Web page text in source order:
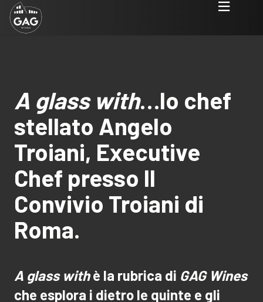
A glass with…lo chef
stellato Angelo
Troiani, Executive
Chef presso Il
Convivio Troiani di
Roma.
A glass withè la rubrica di GAG Wines
che esplora i dietro le quinte e gli